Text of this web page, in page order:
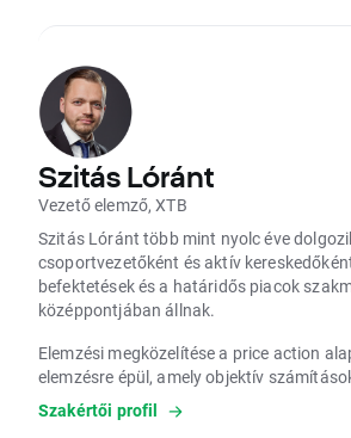
Szitás Lóránt
Vezető elemző, XTB
Szitás Lóránt több mint nyolc éve
csoportvezetőként és aktív
befektetések és a határidős piacok
középpontjában állnak.
Elemzési megközelítése a price action
elemzésre épül, amely objektív
adatokon alapul. EIP képesítéssel
Európai Unió egyik legmagasabb szintű
Szakértői profil